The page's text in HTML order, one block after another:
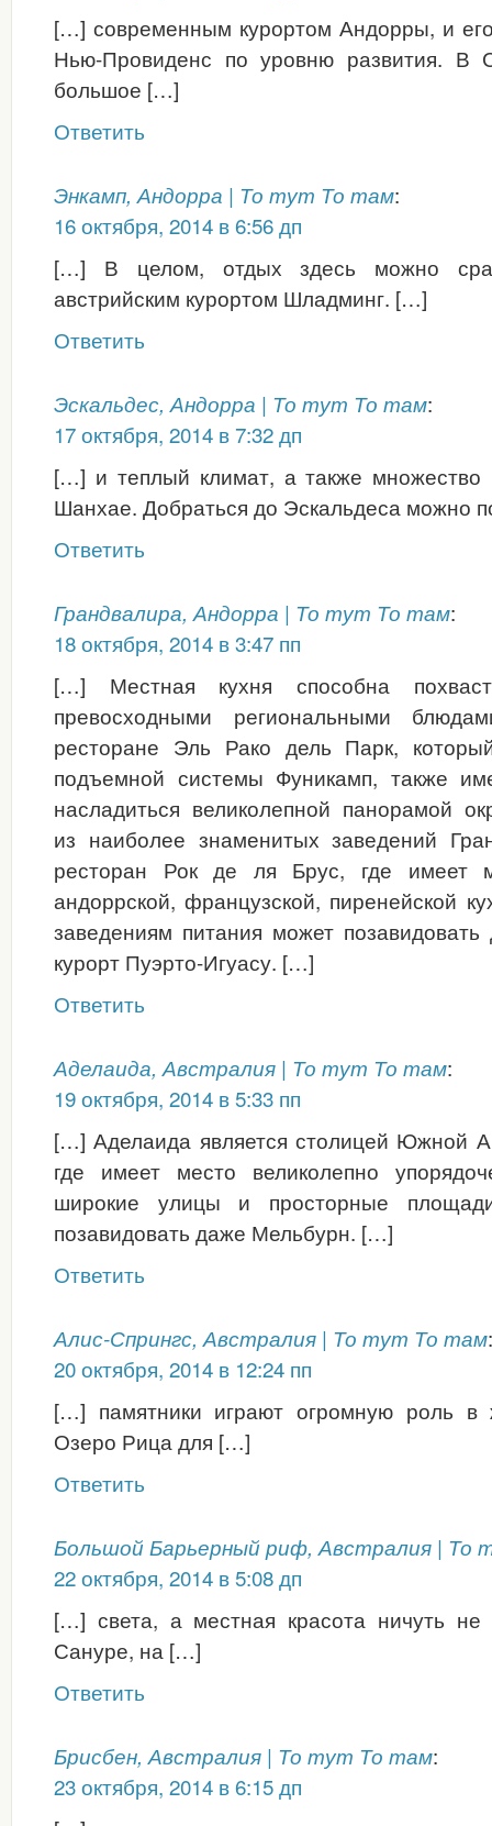
[…] современным курортом Андорры, и
Нью-Провиденс по уровню развития. В
большое […]
Ответить
Энкамп, Андорра | То тут То там:
16 октября, 2014 в 6:56 дп
[…] В целом, отдых здесь можно
австрийским курортом Шладминг. […]
Ответить
Эскальдес, Андорра | То тут То там:
17 октября, 2014 в 7:32 дп
[…] и теплый климат, а также множество
Шанхае. Добраться до Эскальдеса можно
Ответить
Грандвалира, Андорра | То тут То там:
18 октября, 2014 в 3:47 пп
[…] Местная кухня способна
превосходными региональными
ресторане Эль Рако дель Парк,
подъемной системы Фуникамп, также
насладиться великолепной панорамой
из наиболее знаменитых заведений
ресторан Рок де ля Брус, где имеет
андоррской, французской, пиренейской
заведениям питания может позавидовать
курорт Пуэрто-Игуасу. […]
Ответить
Аделаида, Австралия | То тут То там:
19 октября, 2014 в 5:33 пп
[…] Аделаида является столицей Южной
где имеет место великолепно
широкие улицы и просторные
позавидовать даже Мельбурн. […]
Ответить
Алис-Спрингс, Австралия | То тут То там:
20 октября, 2014 в 12:24 пп
[…] памятники играют огромную роль в
Озеро Рица для […]
Ответить
Большой Барьерный риф, Австралия | То
22 октября, 2014 в 5:08 дп
[…] света, а местная красота ничуть не
Сануре, на […]
Ответить
Брисбен, Австралия | То тут То там:
23 октября, 2014 в 6:15 дп